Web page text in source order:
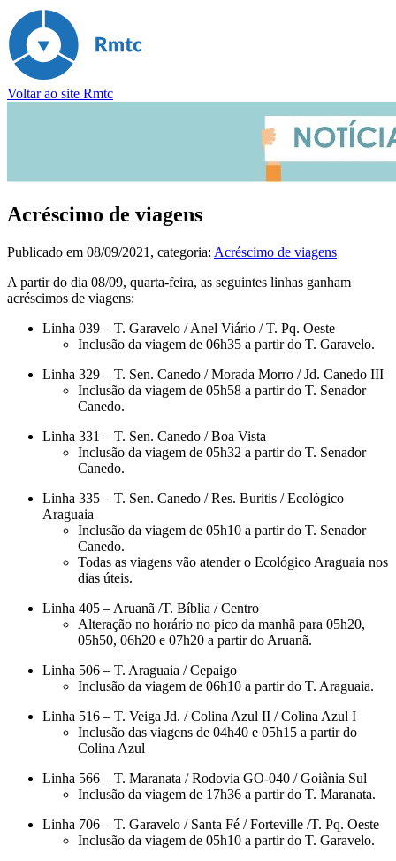
Voltar ao site Rmtc
Acréscimo de viagens
Publicado em 08/09/2021 , categoria: Acréscimo de viagens
A partir do dia 08/09, quarta-feira, as seguintes linhas ganham
acréscimos de viagens:
Linha 039 – T. Garavelo / Anel Viário / T. Pq. Oeste
Inclusão da viagem de 06h35 a partir do T. Garavelo.
Linha 329 – T. Sen. Canedo / Morada Morro / Jd. Canedo III
Inclusão da viagem de 05h58 a partir do T. Senador
Canedo.
Linha 331 – T. Sen. Canedo / Boa Vista
Inclusão da viagem de 05h32 a partir do T. Senador
Canedo.
Linha 335 – T. Sen. Canedo / Res. Buritis / Ecológico
Araguaia
Inclusão da viagem de 05h10 a partir do T. Senador
Canedo.
Todas as viagens vão atender o Ecológico Araguaia nos
dias úteis.
Linha 405 – Aruanã /T. Bíblia / Centro
Alteração no horário no pico da manhã para 05h20,
05h50, 06h20 e 07h20 a partir do Aruanã.
Linha 506 – T. Araguaia / Cepaigo
Inclusão da viagem de 06h10 a partir do T. Araguaia.
Linha 516 – T. Veiga Jd. / Colina Azul II / Colina Azul I
Inclusão das viagens de 04h40 e 05h15 a partir do
Colina Azul
Linha 566 – T. Maranata / Rodovia GO-040 / Goiânia Sul
Inclusão da viagem de 17h36 a partir do T. Maranata.
Linha 706 – T. Garavelo / Santa Fé / Forteville /T. Pq. Oeste
Inclusão da viagem de 05h10 a partir do T. Garavelo.